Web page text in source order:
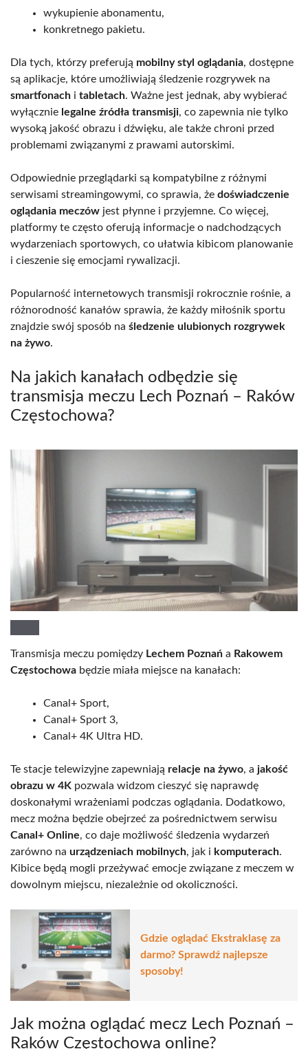
wykupienie abonamentu,
konkretnego pakietu.
Dla tych, którzy preferują mobilny styl oglądania, dostępne
są aplikacje, które umożliwiają śledzenie rozgrywek na
smartfonach i tabletach. Ważne jest jednak, aby wybierać
wyłącznie legalne źródła transmisji, co zapewnia nie tylko
wysoką jakość obrazu i dźwięku, ale także chroni przed
problemami związanymi z prawami autorskimi.
Odpowiednie przeglądarki są kompatybilne z różnymi
serwisami streamingowymi, co sprawia, że doświadczenie
oglądania meczów jest płynne i przyjemne. Co więcej,
platformy te często oferują informacje o nadchodzących
wydarzeniach sportowych, co ułatwia kibicom planowanie
i cieszenie się emocjami rywalizacji.
Popularność internetowych transmisji rokrocznie rośnie, a
różnorodność kanałów sprawia, że każdy miłośnik sportu
znajdzie swój sposób na śledzenie ulubionych rozgrywek
na żywo.
Na jakich kanałach odbędzie się
transmisja meczu Lech Poznań – Raków
Częstochowa?
Transmisja meczu pomiędzy Lechem Poznań a Rakowem
Częstochowa będzie miała miejsce na kanałach:
Canal+ Sport,
Canal+ Sport 3,
Canal+ 4K Ultra HD.
Te stacje telewizyjne zapewniają relacje na żywo, a jakość
obrazu w 4K pozwala widzom cieszyć się naprawdę
doskonałymi wrażeniami podczas oglądania. Dodatkowo,
mecz można będzie obejrzeć za pośrednictwem serwisu
Canal+ Online, co daje możliwość śledzenia wydarzeń
zarówno na urządzeniach mobilnych, jak i komputerach.
Kibice będą mogli przeżywać emocje związane z meczem w
dowolnym miejscu, niezależnie od okoliczności.
Gdzie oglądać Ekstraklasę za
darmo? Sprawdź najlepsze
sposoby!
Jak można oglądać mecz Lech Poznań –
Raków Częstochowa online?